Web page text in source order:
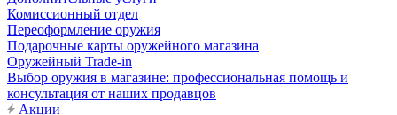
Комиссионный отдел
Переоформление оружия
Подарочные карты оружейного магазина
Оружейный Trade-in
Выбор оружия в магазине: профессиональная помощь и
консультация от наших продавцов
Акции